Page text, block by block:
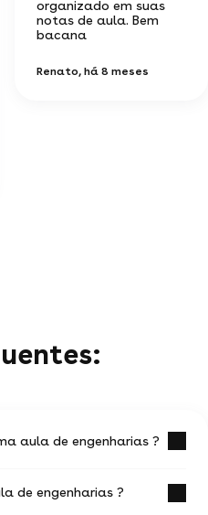
organizado em suas
notas de aula. Bem
bacana
Renato, há 8 meses
aula de engenharias ?
de engenharias é de
de engenharias ?